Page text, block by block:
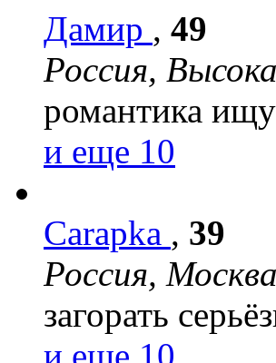
Дамир , 49
Россия,
романтика ищу
и еще 10
Carapka , 39
Россия, Москва
загорать